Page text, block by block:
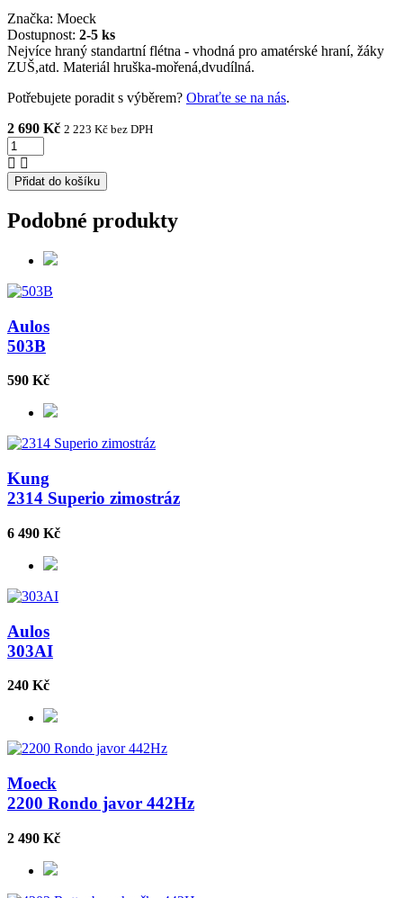
Značka: Moeck
Dostupnost: 2-5 ks
Nejvíce hraný standartní flétna - vhodná pro amatérské hraní, žáky
ZUŠ,atd. Materiál hruška-mořená,dvudílná.
Potřebujete poradit s výběrem? Obraťte se na nás.
2 690 Kč 2 223 Kč bez DPH
Přidat do košíku
Podobné produkty
Aulos
503B
590 Kč
Kung
2314 Superio zimostráz
6 490 Kč
Aulos
303AI
240 Kč
Moeck
2200 Rondo javor 442Hz
2 490 Kč